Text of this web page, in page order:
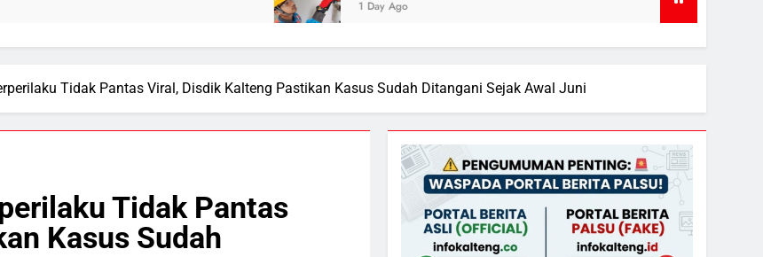
Tidak Pantas Viral, Disdik Kalteng Pastikan Kasus Sudah Ditangani Sejak Awal Juni
Tidak Pantas
Kasus Sudah